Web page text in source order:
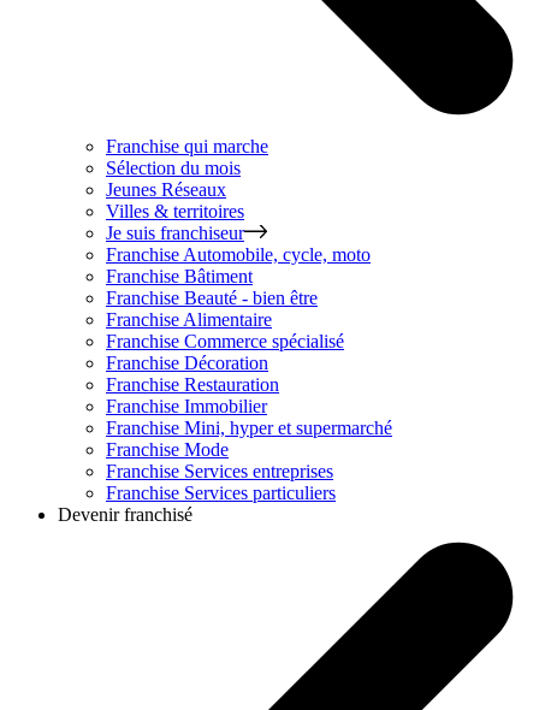
Franchise qui marche
Sélection du mois
Jeunes Réseaux
Villes & territoires
Je suis franchiseur
Franchise Automobile, cycle, moto
Franchise Bâtiment
Franchise Beauté - bien être
Franchise Alimentaire
Franchise Commerce spécialisé
Franchise Décoration
Franchise Restauration
Franchise Immobilier
Franchise Mini, hyper et supermarché
Franchise Mode
Franchise Services entreprises
Franchise Services particuliers
Devenir franchisé